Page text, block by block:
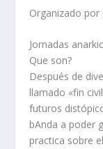
Organizado por
Jornadas
Que son?
Después de
llamado «fin
futuros
bAnda a poder
practica sobre